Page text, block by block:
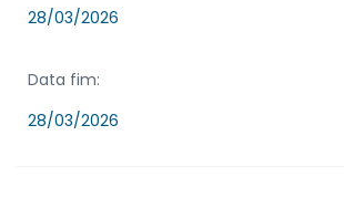
28/03/2026
Data fim:
28/03/2026